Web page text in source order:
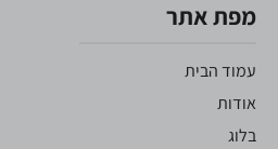
מפת אתר
עמוד הבית
אודות
בלוג